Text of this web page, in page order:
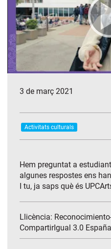
3 de març 2021
Activitats culturals
Hem preguntat a
algunes respostes ens
I tu, ja saps què és
Llicència:
CompartirIgual 3.0